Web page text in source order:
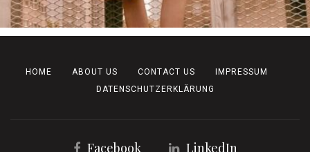
HOME ABOUT US CONTACT US
IMPRESSUM
DATENSCHUTZERKLÄRUNG
Facebook LinkedIn